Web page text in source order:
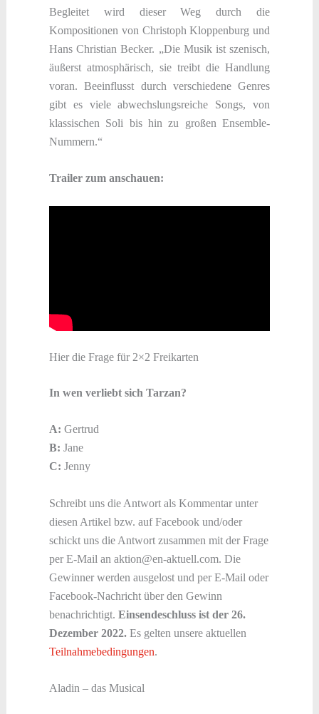
Begleitet wird dieser Weg durch die
Kompositionen von Christoph Kloppenburg und
Hans Christian Becker. „Die Musik ist szenisch,
äußerst atmosphärisch, sie treibt die Handlung
voran. Beeinflusst durch verschiedene Genres
gibt es viele abwechslungsreiche Songs, von
klassischen Soli bis hin zu großen Ensemble-
Nummern.“
Trailer zum anschauen:
Hier die Frage für 2×2 Freikarten
In wen verliebt sich Tarzan?
A: Gertrud
B: Jane
C: Jenny
Schreibt uns die Antwort als Kommentar unter
diesen Artikel bzw. auf Facebook und/oder
schickt uns die Antwort zusammen mit der Frage
per E-Mail an aktion@en-aktuell.com. Die
Gewinner werden ausgelost und per E-Mail oder
Facebook-Nachricht über den Gewinn
benachrichtigt. Einsendeschluss ist der 26.
Dezember 2022.Es gelten unsere aktuellen
Teilnahmebedingungen.
Aladin – das Musical